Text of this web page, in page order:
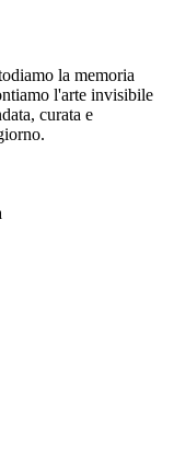
la memoria
l'arte invisibile
curata e